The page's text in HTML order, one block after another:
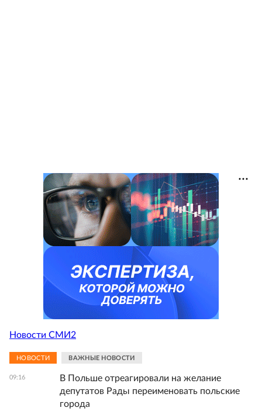
Новости СМИ2
НОВОСТИ ВАЖНЫЕ НОВОСТИ
09:16
В Польше отреагировали на желание
депутатов Рады переименовать польские
города